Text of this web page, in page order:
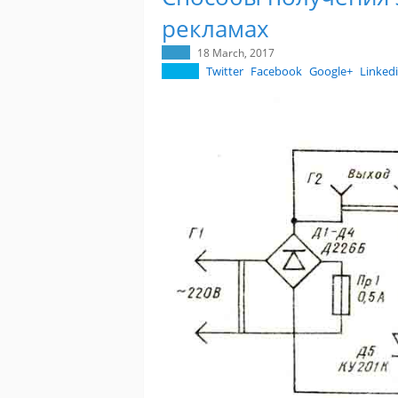
рекламах
18 March, 2017
Twitter Facebook Google+